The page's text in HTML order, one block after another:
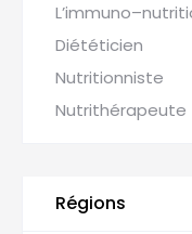
Diététicien
Nutritionniste
Nutrithérapeute
Régions